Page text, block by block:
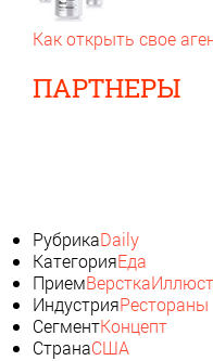
Как открыть свое
ПАРТНЕРЫ
РубрикаDaily
КатегорияЕда
ПриемВерстка
ИндустрияРестораны
СегментКонцепт
СтранаСША